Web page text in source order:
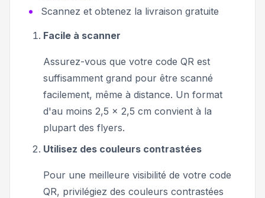
Scannez et obtenez la livraison gratuite
Facile à scanner
Assurez-vous que votre code QR est
suffisamment grand pour être scanné
facilement, même à distance. Un format
d'au moins 2,5 x 2,5 cm convient à la
plupart des flyers.
Utilisez des couleurs contrastées
Pour une meilleure visibilité de votre code
QR, privilégiez des couleurs contrastées